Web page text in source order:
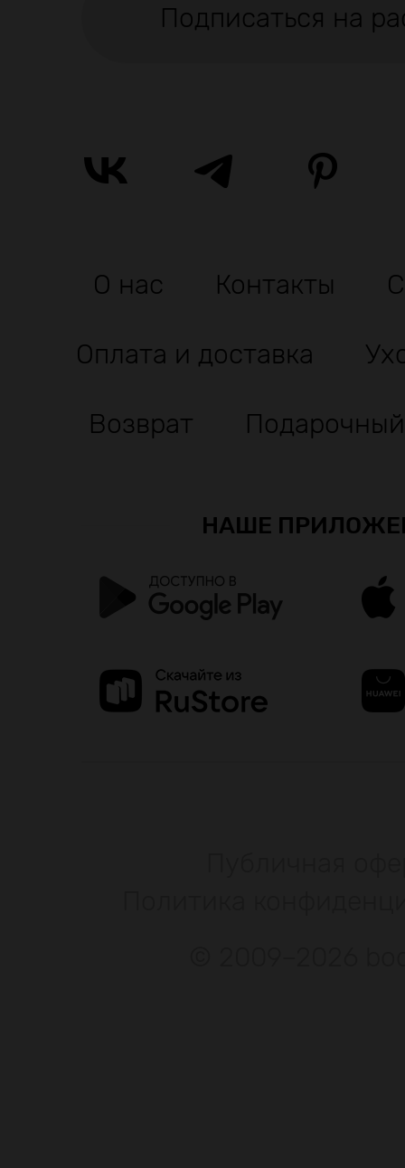
Подписаться на
О нас Контакты
Оплата и доставка
Возврат
НАШЕ